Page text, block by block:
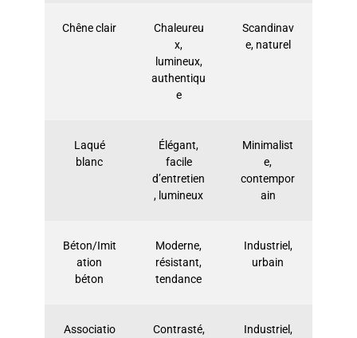
Chêne clair
Chaleureu
x,
lumineux,
authentiqu
e
Scandinav
e, naturel
Laqué
blanc
Élégant,
facile
d’entretien
, lumineux
Minimalist
e,
contempor
ain
Béton/Imit
ation
béton
Moderne,
résistant,
tendance
Industriel,
urbain
Associatio
Contrasté,
Industriel,